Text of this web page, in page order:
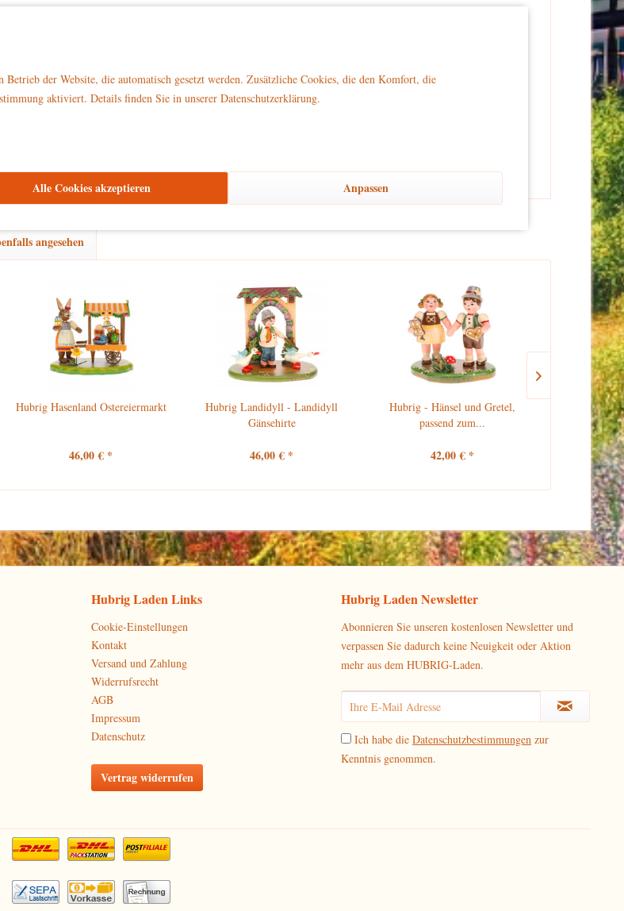
330h0012 direkt auf www.hubrig-laden.de bestellen.
angesehen
Hubrig Hasenland Ostereiermarkt
46,00 € *
Hubrig Landidyll - Landidyll
Gänsehirte
46,00 € *
Hubrig - Hänsel und Gretel,
passend zum...
42,00 € *
Hubrig Laden Links
Cookie-Einstellungen
Kontakt
Versand und Zahlung
Widerrufsrecht
AGB
Impressum
Datenschutz
Vertrag widerrufen
Hubrig Laden Newsletter
Abonnieren Sie unseren kostenlosen Newsletter und
verpassen Sie dadurch keine Neuigkeit oder Aktion
mehr aus dem HUBRIG-Laden.
Ich habe die Datenschutzbestimmungen zur
Kenntnis genommen.
der Website, die automatisch gesetzt werden. Zusätzliche Cookies, die den Komfort, die
aktiviert. Details finden Sie in unserer Datenschutzerklärung.
Alle Cookies akzeptieren Anpassen